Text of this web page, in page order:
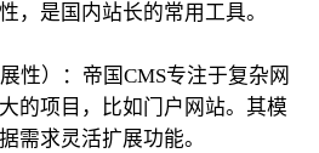
，是国内站长的常用工具。
性）：帝国CMS专注于复杂网
的项目，比如门户网站。其模
需求灵活扩展功能。